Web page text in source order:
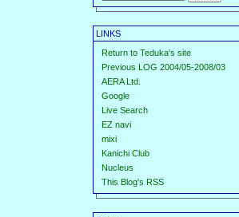
LINKS
Return to Teduka's site
Previous LOG 2004/05-2008/03
AERA Ltd.
Google
Live Search
EZ navi
mixi
Kanichi Club
Nucleus
This Blog's RSS